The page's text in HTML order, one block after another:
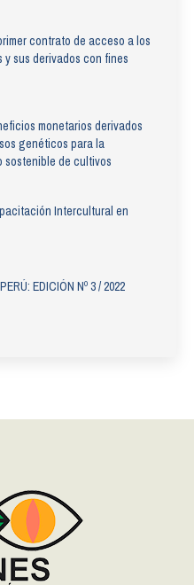
contrato de acceso a los
sus derivados con fines
monetarios derivados
genéticos para la
sostenible de cultivos
Intercultural en
EDICIÓN Nº 3 / 2022